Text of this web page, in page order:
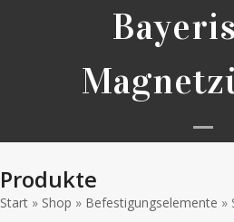
Produkte
Start » Shop » Befestigungselemente »